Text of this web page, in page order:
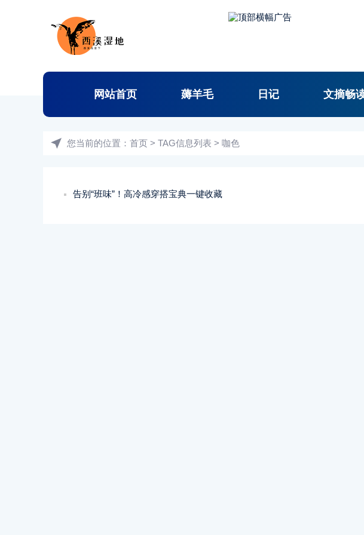
网站首页 薅羊毛 日记 文摘畅
您当前的位置： 首页 > TAG信息列表 > 咖色
告别“班味”！高冷感穿搭宝典一键收藏